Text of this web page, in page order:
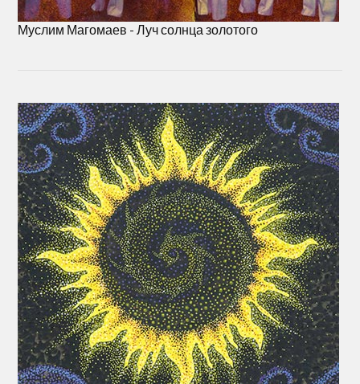
Муслим Магомаев - Луч солнца золотого